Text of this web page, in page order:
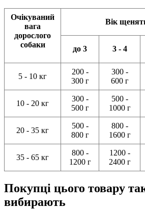
Очікуваний
вага
дорослого
собаки
Вік
до 3 3 - 4
5 - 10 кг
200 -
300 г
300 -
600 г
10 - 20 кг
300 -
500 г
500 -
1000 г
20 - 35 кг
500 -
800 г
800 -
1600 г
35 - 65 кг
800 -
1200 г
1200 -
2400 г
Покупці цього товару
вибирають